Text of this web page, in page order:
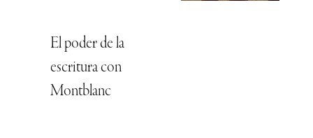
El poder de la
escritura con
Montblanc